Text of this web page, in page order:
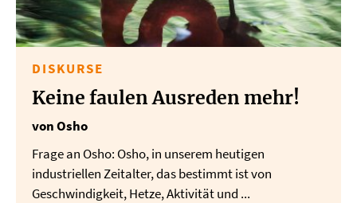
DISKURSE
Keine faulen Ausreden mehr!
von Osho
Frage an Osho: Osho, in unserem heutigen
industriellen Zeitalter, das bestimmt ist von
Geschwindigkeit, Hetze, Aktivität und ...